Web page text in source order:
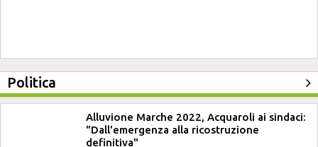
Politica
Alluvione Marche 2022, Acquaroli ai sindaci:
"Dall'emergenza alla ricostruzione
definitiva"